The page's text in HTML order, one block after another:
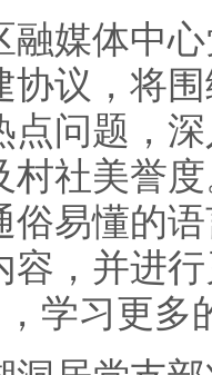
媒体中心
协议，将
点问题，
村社美誉
俗易懂的
容，并进
学习更多